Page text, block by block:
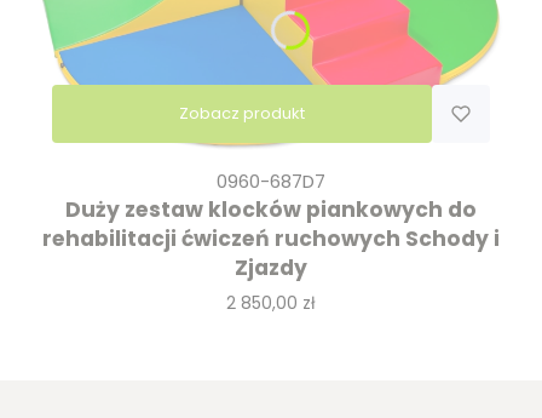
Zobacz produkt
0960-687D7
Duży zestaw klocków piankowych do
rehabilitacji ćwiczeń ruchowych Schody i
Zjazdy
Cena
2 850,00 zł